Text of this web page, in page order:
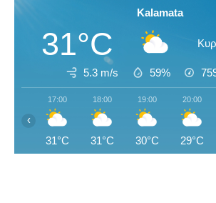
Kalamata
31°C
5.3 m/s 59%
17:00
31°C
18:00
31°C
19:00
30°C
20:00
29°C
‹